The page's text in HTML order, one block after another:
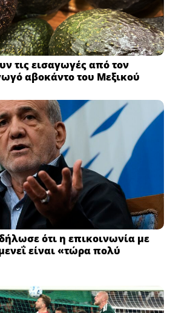
τις εισαγωγές από τον
αβοκάντο του Μεξικού
ότι η επικοινωνία με
είναι «τώρα πολύ